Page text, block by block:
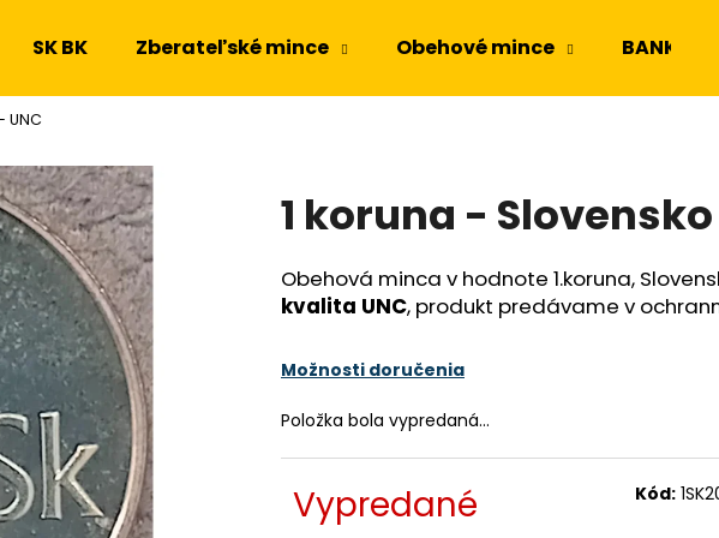
SK BK Zberateľské mince Obehové mince BANKOVKY
UNC
1 koruna -
Obehová minca v hodnote 1.koruna,
kvalita UNC, produkt predávame v
Možnosti doručenia
Položka bola vypredaná…
Vypredané Kód:
Čo potrebujete nájsť?
HĽADAŤ
Odporúčame